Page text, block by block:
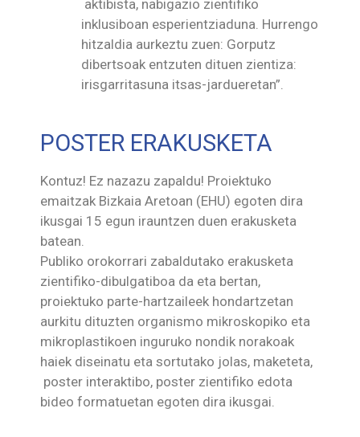
aktibista, nabigazio zientifiko
inklusiboan esperientziaduna. Hurrengo
hitzaldia aurkeztu zuen: Gorputz
dibertsoak entzuten dituen zientiza:
irisgarritasuna itsas-jardueretan”.
POSTER ERAKUSKETA
Kontuz! Ez nazazu zapaldu! Proiektuko
emaitzak Bizkaia Aretoan (EHU) egoten dira
ikusgai 15 egun irauntzen duen erakusketa
batean.
Publiko orokorrari zabaldutako erakusketa
zientifiko-dibulgatiboa da eta bertan,
proiektuko parte-hartzaileek hondartzetan
aurkitu dituzten organismo mikroskopiko eta
mikroplastikoen inguruko nondik norakoak
haiek diseinatu eta sortutako jolas, maketeta,
poster interaktibo, poster zientifiko edota
bideo formatuetan egoten dira ikusgai.